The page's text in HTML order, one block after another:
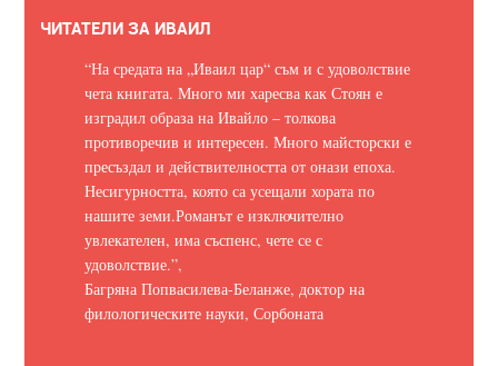
ЧИТАТЕЛИ ЗА ИВАИЛ
“На средата на „Иваил цар“ съм и с удоволствие
чета книгата. Много ми харесва как Стоян е
изградил образа на Ивайло – толкова
противоречив и интересен. Много майсторски е
пресъздал и действителността от онази епоха.
Несигурността, която са усещали хората по
нашите земи.Романът е изключително
увлекателен, има съспенс, чете се с
удоволствие.”,
Багряна Попвасилева-Беланже, доктор на
филологическите науки, Сорбоната